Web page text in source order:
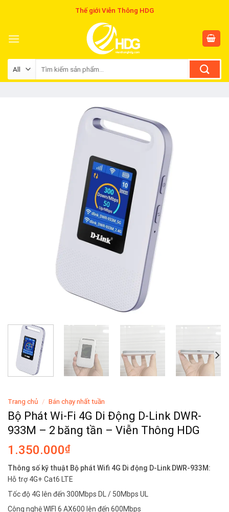
Thế giới Viễn Thông HDG
Trang chủ / Bán chạy nhất tuần
Bộ Phát Wi-Fi 4G Di Động D-Link DWR-
933M – 2 băng tần – Viễn Thông HDG
1.350.000₫
Thông số kỹ thuật Bộ phát Wifi 4G Di động D-Link DWR-933M:
Hỗ trợ 4G+ Cat6 LTE
Tốc độ 4G lên đến 300Mbps DL / 50Mbps UL
Công nghệ WIFI 6 AX600 lên đến 600Mbps